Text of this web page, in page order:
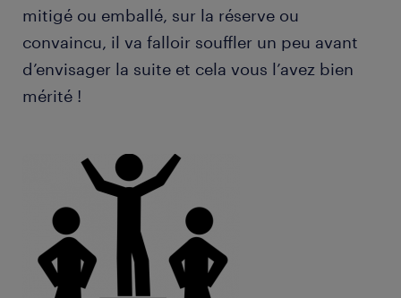
mitigé ou emballé, sur la réserve ou
convaincu, il va falloir souffler un peu avant
d’envisager la suite et cela vous l’avez bien
mérité !